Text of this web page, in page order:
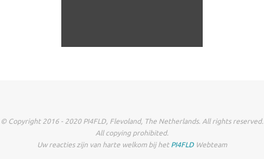
© Copyright 2016 - 2020 PI4FLD, Flevoland, The Netherlands. All rights reserved.
All copying prohibited.
Uw reacties zijn van harte welkom bij hetPI4FLDWebteam